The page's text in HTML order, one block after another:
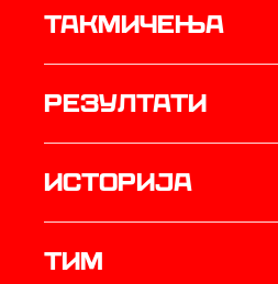
Такмичења
резултати
историја
ТИМ